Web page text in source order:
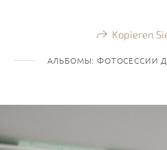
Kopieren
АЛЬБОМЫ: ФОТОСЕССИИ